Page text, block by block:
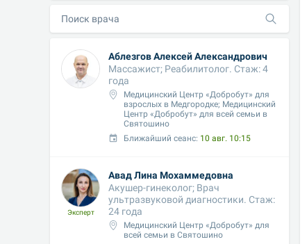
Аблезгов Алексей Александрович
Массажист; Реабилитолог. Стаж: 4
года
Медицинский Центр «Добробут» для
взрослых в Медгородке; Медицинский
Центр «Добробут» для всей семьи в
Святошино
Ближайший сеанс: 10 авг. 10:15
Эксперт
Авад Лина Мохаммедовна
Акушер-гинеколог; Врач
ультразвуковой диагностики. Стаж:
24 года
Медицинский Центр «Добробут» для
всей семьи в Святошино